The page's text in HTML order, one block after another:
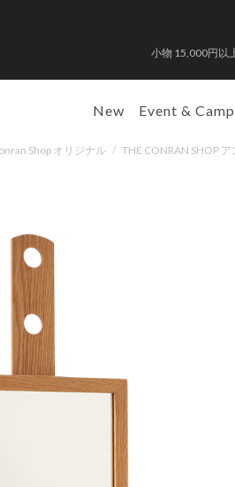
小物 15,000円以
New Event &
Shop オリジナル / THE CONRAN SHOP